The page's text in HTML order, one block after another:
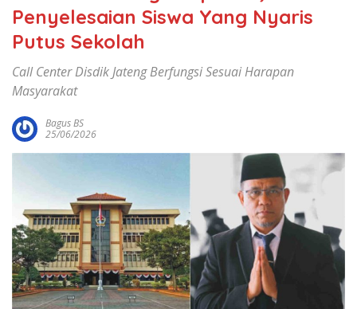
Penyelesaian Siswa Yang Nyaris
Putus Sekolah
Call Center Disdik Jateng Berfungsi Sesuai Harapan
Masyarakat
Bagus BS
25/06/2026